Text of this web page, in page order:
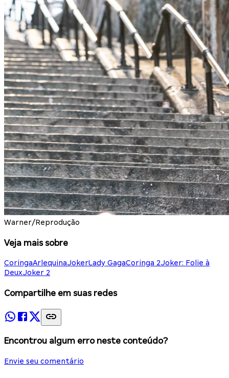
Warner/Reprodução
Veja mais sobre
CoringaArlequinaJokerLady GagaCoringa 2Joker: Folie à
DeuxJoker 2
Compartilhe em suas redes
Encontrou algum erro neste conteúdo?
Envie seu comentário